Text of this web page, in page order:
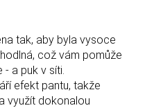
tak, aby byla vysoce
což vám pomůže
a puk v síti.
efekt pantu, takže
využít dokonalou